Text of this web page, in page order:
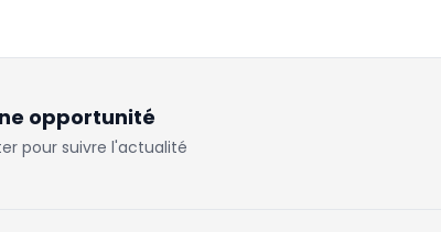
opportunité
pour suivre l'actualité